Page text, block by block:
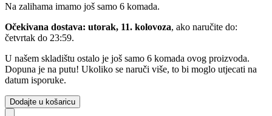
Na zalihama imamo još samo 6 komada.
Očekivana dostava: utorak, 11. kolovoza, ako naručite do:
četvrtak do 23:59.
U našem skladištu ostalo je još samo 6 komada ovog proizvoda.
Dopuna je na putu! Ukoliko se naruči više, to bi moglo utjecati na
datum isporuke.
Dodajte u košaricu